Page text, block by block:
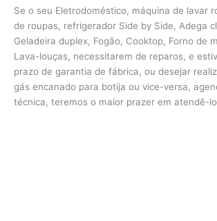
Se o seu Eletrodoméstico, máquina de lavar
de roupas, refrigerador Side by Side, Adega
Geladeira duplex, Fogão, Cooktop, Forno de
Lava-louças, necessitarem de reparos, e
prazo de garantia de fábrica, ou desejar
gás encanado para botija ou vice-versa,
técnica, teremos o maior prazer em atendê-